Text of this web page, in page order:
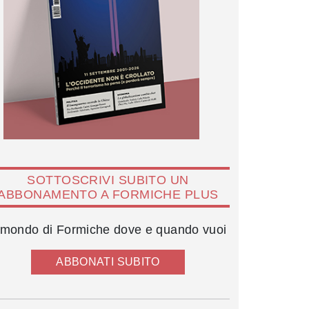
SOTTOSCRIVI SUBITO UN
A FORMICHE PLUS
di Formiche dove e quando vuoi
ABBONATI SUBITO